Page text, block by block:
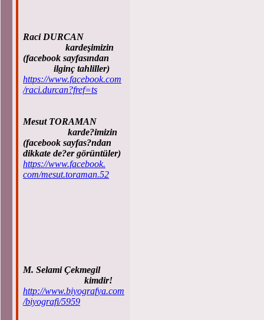
Raci DURCAN
kardeşimizin
(facebook sayfasından
ilginç tahliller)
https://www.facebook.com
/raci.durcan?fref=ts
Mesut TORAMAN
karde?imizin
(facebook sayfas?ndan
dikkate de?er görüntüler)
https://www.facebook.
com/mesut.toraman.52
M. Selami Çekmegil
kimdir!
http://www.biyografya.com
/biyografi/5959